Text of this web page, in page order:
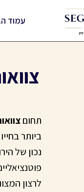
עמוד
תחום
ביותר
נכון של
לרצון